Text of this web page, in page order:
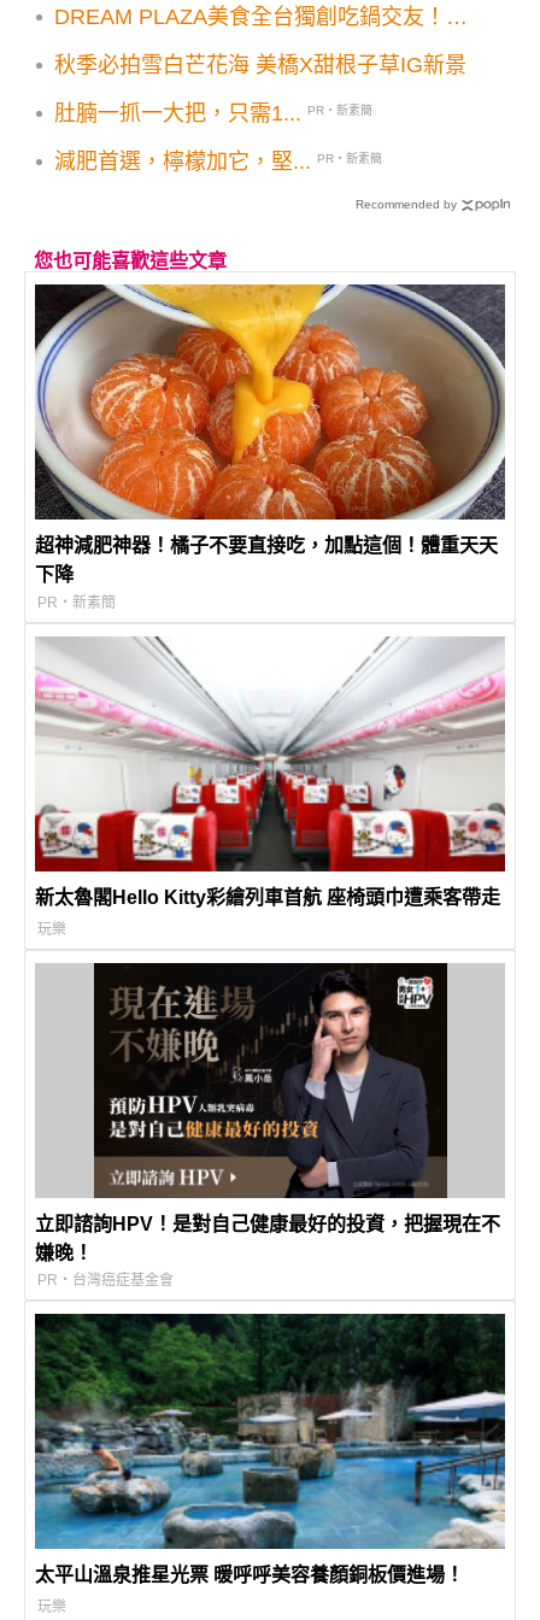
DREAM PLAZA美食全台獨創吃鍋交友！椒
秋季必拍雪白芒花海 美橋X甜根子草IG新景
肚腩一抓一大把，只需1...
PR・新素簡
減肥首選，檸檬加它，堅... PR・新素簡
Recommended by
您也可能喜歡這些文章
超神減肥神器！橘子不要直接吃，加點這個！體重天天
下降
PR・新素簡
新太魯閣Hello Kitty彩繪列車首航 座椅頭巾遭乘客帶走
玩樂
立即諮詢HPV！是對自己健康最好的投資，把握現在不
嫌晚！
PR・台灣癌症基金會
太平山溫泉推星光票 暖呼呼美容養顏銅板價進場！
玩樂